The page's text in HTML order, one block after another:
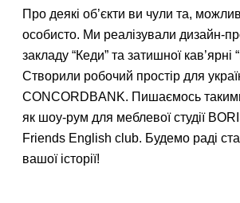
Про деякі об’єкти ви чули та,
особисто. Ми реалізували дизайн-
закладу “Кеди” та затишної кав’ярні
Створили робочий простір для
CONCORDBANK. Пишаємось
як шоу-рум для меблевої студії
Friends English club. Будемо раді
вашої історії!